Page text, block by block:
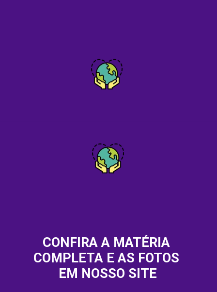
CONFIRA A MATÉRIA
COMPLETA E AS FOTOS
EM NOSSO SITE